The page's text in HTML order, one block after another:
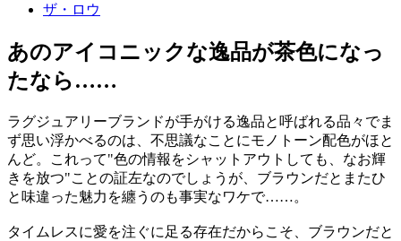
ザ・ロウ
あのアイコニックな逸品が茶色になっ
たなら……
ラグジュアリーブランドが手がける逸品と呼ばれる品々でま
ず思い浮かべるのは、不思議なことにモノトーン配色がほと
んど。これって"色の情報をシャットアウトしても、なお輝
きを放つ"ことの証左なのでしょうが、ブラウンだとまたひ
と味違った魅力を纏うのも事実なワケで……。
タイムレスに愛を注ぐに足る存在だからこそ、ブラウンだと